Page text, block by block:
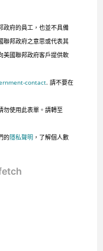
政府的員工，也並不具備
聯邦政府之意思或代表其
美國聯邦政府客戶提供軟
contact. 請不要在
勿使用此表單。請轉至
的隱私聲明，了解個人數